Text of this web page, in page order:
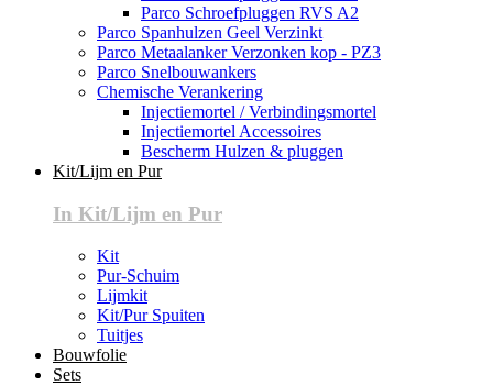
Parco Schroefpluggen RVS A2
Parco Spanhulzen Geel Verzinkt
Parco Metaalanker Verzonken kop - PZ3
Parco Snelbouwankers
Chemische Verankering
Injectiemortel / Verbindingsmortel
Injectiemortel Accessoires
Bescherm Hulzen & pluggen
Kit/Lijm en Pur
In Kit/Lijm en Pur
Kit
Pur-Schuim
Lijmkit
Kit/Pur Spuiten
Tuitjes
Bouwfolie
Sets